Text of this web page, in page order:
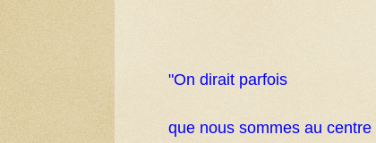
"On dirait parfois
que nous sommes au centre